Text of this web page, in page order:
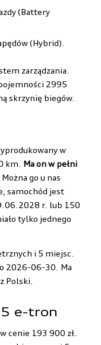
(Hybrid).
zarządzania.
2995
skrzynię biegów.
w
km. Ma on w pełni
Można go u nas
samochód jest
r. lub 150
tylko jednego
i 5 miejsc.
2026-06-30. Ma
Polski.
e-tron
cenie 193 900 zł.